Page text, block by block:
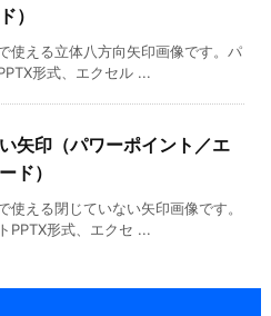
）
使える立体八方向矢印画像です。パ
形式、エクセル ...
矢印（パワーポイント／エ
ド）
使える閉じていない矢印画像です。
PPTX形式、エクセ ...